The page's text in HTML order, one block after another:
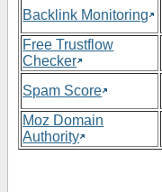
Backlink Monitoring
Free Trustflow
Checker
Spam Score
Moz Domain
Authority